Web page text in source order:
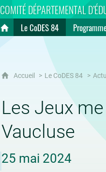
COMITÉ DÉPARTEMENTAL
Accueil
Le CoDES 84
Accueil Le CoDES 84
Les Jeux
Vaucluse
25 mai 2024